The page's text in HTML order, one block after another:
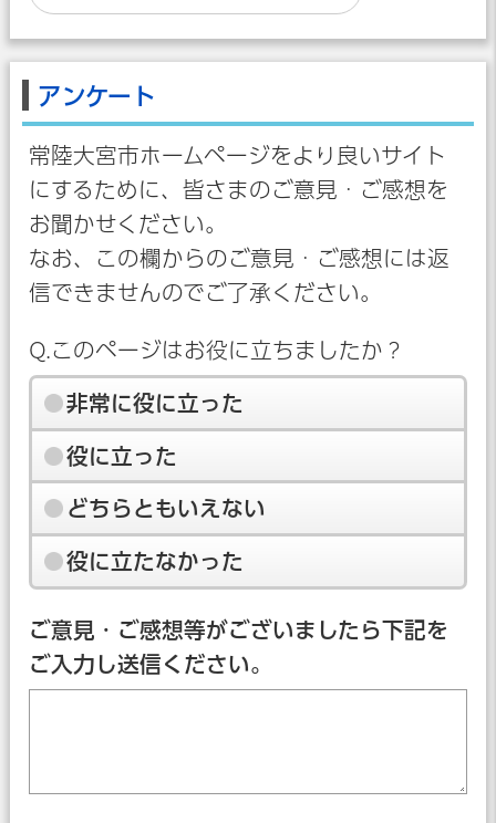
アンケート
常陸大宮市ホームページをより良いサイト
にするために、皆さまのご意見・ご感想を
お聞かせください。
なお、この欄からのご意見・ご感想には返
信できませんのでご了承ください。
Q.このページはお役に立ちましたか？
非常に役に立った
役に立った
どちらともいえない
役に立たなかった
ご意見・ご感想等がございましたら下記を
ご入力し送信ください。